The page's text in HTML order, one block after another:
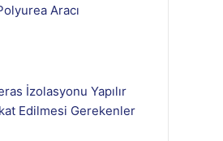
Aracı
İzolasyonu Yapılır
Edilmesi Gerekenler